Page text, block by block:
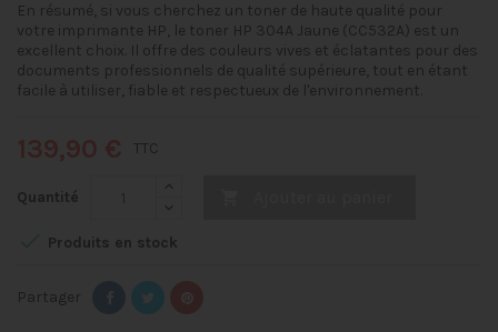
En résumé, si vous cherchez un toner de haute qualité pour
votre imprimante HP, le toner HP 304A Jaune (CC532A) est un
excellent choix. Il offre des couleurs vives et éclatantes pour des
documents professionnels de qualité supérieure, tout en étant
facile à utiliser, fiable et respectueux de l'environnement.
TTC
Quantité
Produits en stock
Partager